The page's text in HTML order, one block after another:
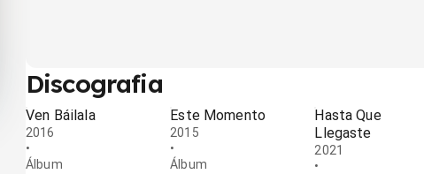
Discografia
Ven Báilala
2016
•
Álbum
Este Momento
2015
•
Álbum
Hasta Que
Llegaste
2021
•